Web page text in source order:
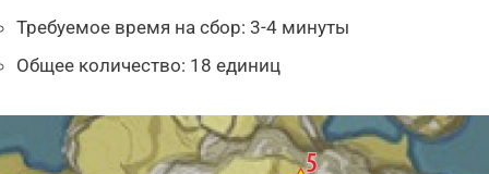
Требуемое время на сбор: 3-4 минуты
Общее количество: 18 единиц